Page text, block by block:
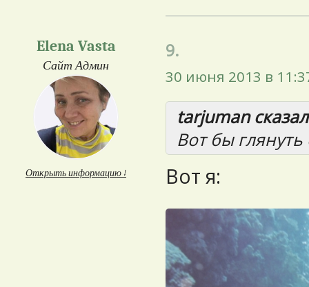
Elena Vasta
Сайт Админ
Открыть информацию ↓
9.
30 июня 2013 в
tarjuman
Вот бы
Вот я: